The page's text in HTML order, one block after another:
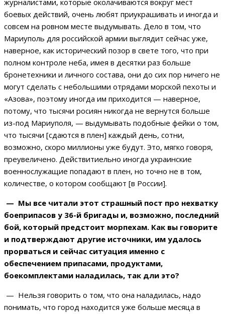
журналистами, которые околачиваются вокруг мест
боевых действий, очень любят приукрашивать и иногда и
совсем на ровном месте выдумывать. Дело в том, что
Мариуполь для российской армии выглядит сейчас уже,
наверное, как исторический позор в свете того, что при
полном контроле неба, имея в десятки раз больше
бронетехники и личного состава, они до сих пор ничего не
могут сделать с небольшими отрядами морской пехоты и
«Азова», поэтому иногда им приходится — наверное,
потому, что тысячи росиян никогда не вернутся больше
из-под Мариуполя, — выдумывать подобные фейки о том,
что тысячи [сдаются в плен] каждый день, сотни,
возможно, скоро миллионы уже будут. Это, мягко говоря,
преувеличено. Действитиельно иногда украинские
военнослужащие попадают в плен, но точно не в том,
количестве, о котором сообщают [в России].
— Мы все читали этот страшный пост про нехватку
боеприпасов у 36-й бригады и, возможно, последний
бой, который предстоит морпехам. Как вы говорите
и подтверждают другие источники, им удалось
прорваться и сейчас ситуация именно с
обеспечением припасами, продуктами,
боекомплектами наладилась, так дли это?
— Нельзя говорить о том, что она наладилась, надо
понимать, что город находится уже больше месяца в